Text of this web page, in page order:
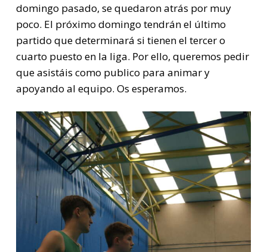
domingo pasado, se quedaron atrás por muy
poco. El próximo domingo tendrán el último
partido que determinará si tienen el tercer o
cuarto puesto en la liga. Por ello, queremos pedir
que asistáis como publico para animar y
apoyando al equipo. Os esperamos.